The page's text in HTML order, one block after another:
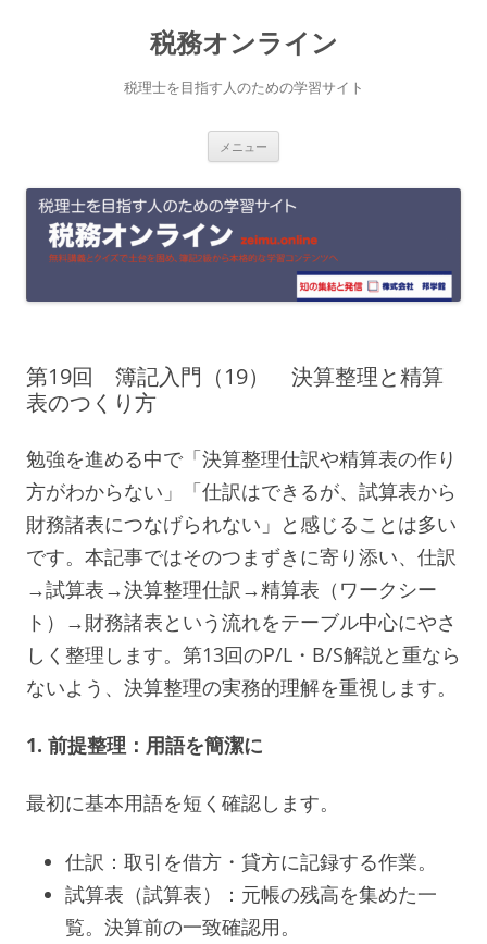
へ
ッ
税務オンライン
税理士を目指す人のための学習サイト
メニュー
第19回 簿記入門（19） 決算整理と精算
表のつくり方
勉強を進める中で「決算整理仕訳や精算表の作り
方がわからない」「仕訳はできるが、試算表から
財務諸表につなげられない」と感じることは多い
です。本記事ではそのつまずきに寄り添い、仕訳
→試算表→決算整理仕訳→精算表（ワークシー
ト）→財務諸表という流れをテーブル中心にやさ
しく整理します。第13回のP/L・B/S解説と重なら
ないよう、決算整理の実務的理解を重視します。
1. 前提整理：用語を簡潔に
最初に基本用語を短く確認します。
仕訳：取引を借方・貸方に記録する作業。
試算表（試算表）：元帳の残高を集めた一
覧。決算前の一致確認用。